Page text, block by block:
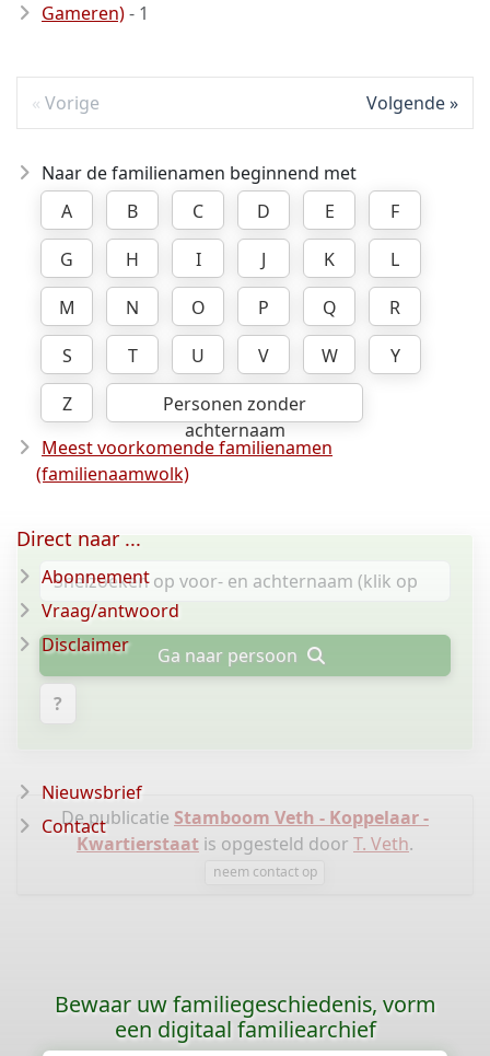
Gameren)- 1
Vorige Volgende
Naar de familienamen beginnend met
A
B C D E
F
G
H I J K
L
M
N O P Q
R
S
T U V W
Y
Z
Personen zonder
achternaam
Meest voorkomende familienamen
(familienaamwolk)
Ga naar persoon
?
De publicatie Stamboom Veth - Koppelaar -
Kwartierstaat is opgesteld door T. Veth.
neem contact op
Direct naar ...
Abonnement
Vraag/antwoord
Disclaimer
Nieuwsbrief
Contact
Bewaar uw familiegeschiedenis, vorm
een digitaal familiearchief